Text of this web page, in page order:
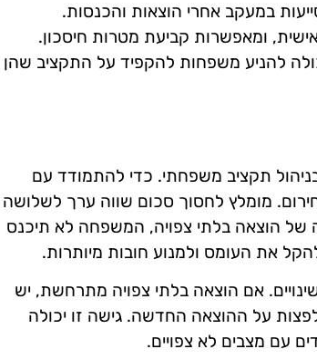
במעקב אחרי הוצאות והכנסות.
ומאפשרות קביעת מטרות חיסכון.
להניע משפחות להקפיד על התקציב שהן
תקציב משפחתי. כדי להתמודד עם
מומלץ לחסוך סכום שווה ערך לשלושה
הוצאה בלתי צפויה, המשפחה לא תיכנס
את העומס ולמנוע חובות מיותרות.
אם הוצאה בלתי צפויה מתרחשת, יש
על ההוצאה החדשה. גישה זו יכולה
עם מצבים לא צפויים.